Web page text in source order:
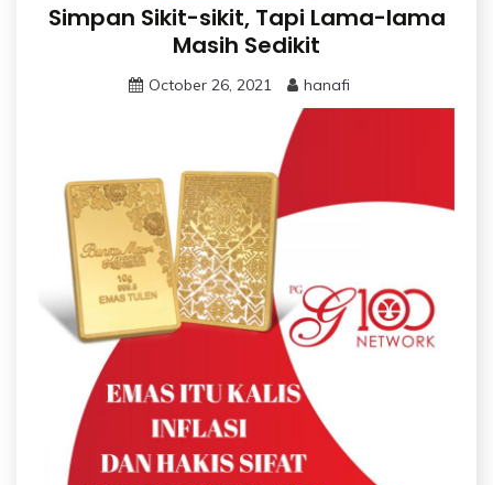
Simpan Sikit-sikit, Tapi Lama-lama
Masih Sedikit
October 26, 2021 hanafi